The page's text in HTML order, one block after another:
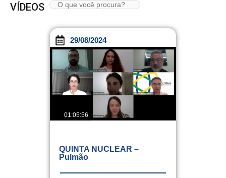
VÍDEOS
29/08/2024
01:05:56
QUINTA NUCLEAR –
Pulmão